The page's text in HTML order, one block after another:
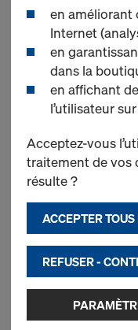
180 produits trouvés
Le plus recherché
en
Internet
en
dans la
en affichant
l’utilisateur
Acceptez-vous
traitement de vos
résulte ?
ACCEPTER
REFUSER -